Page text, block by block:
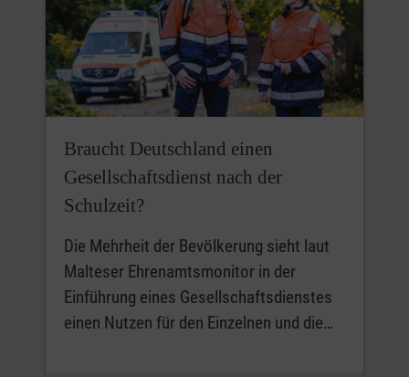
Braucht Deutschland einen
Gesellschaftsdienst nach der
Schulzeit?
Die Mehrheit der Bevölkerung sieht laut
Malteser Ehrenamtsmonitor in der
Einführung eines Gesellschaftsdienstes
einen Nutzen für den Einzelnen und die…